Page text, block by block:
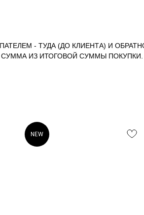
- ТУДА (ДО КЛИЕНТА) И
ИЗ ИТОГОВОЙ СУММЫ ПОКУПКИ.
NEW